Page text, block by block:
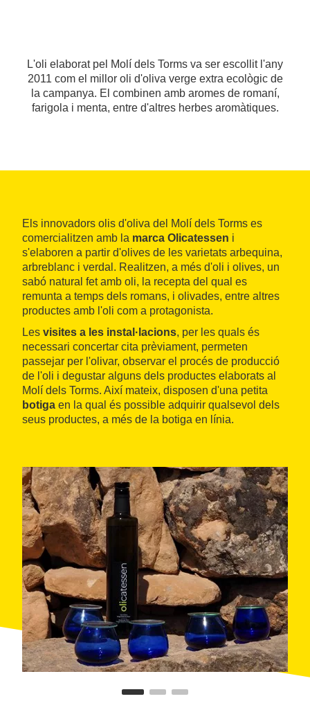
L'oli elaborat pel Molí dels Torms va ser escollit l'any
2011 com el millor oli d'oliva verge extra ecològic de
la campanya. El combinen amb aromes de romaní,
farigola i menta, entre d'altres herbes aromàtiques.
Els innovadors olis d'oliva del Molí dels Torms es
comercialitzen amb la marca Olicatessen i
s'elaboren a partir d'olives de les varietats arbequina,
arbreblanc i verdal. Realitzen, a més d'oli i olives, un
sabó natural fet amb oli, la recepta del qual es
remunta a temps dels romans, i olivades, entre altres
productes amb l'oli com a protagonista.
Les visites a les instal·lacions, per les quals és
necessari concertar cita prèviament, permeten
passejar per l'olivar, observar el procés de producció
de l'oli i degustar alguns dels productes elaborats al
Molí dels Torms. Així mateix, disposen d'una petita
botiga en la qual és possible adquirir qualsevol dels
seus productes, a més de la botiga en línia.